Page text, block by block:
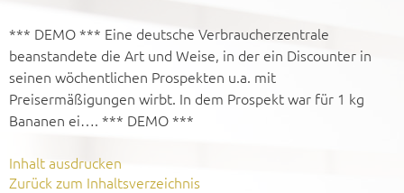
*** DEMO *** Eine deutsche Verbraucherzentrale
beanstandete die Art und Weise, in der ein Discounter in
seinen wöchentlichen Prospekten u.a. mit
Preisermäßigungen wirbt. In dem Prospekt war für 1 kg
Bananen ei…. *** DEMO ***
Inhalt ausdrucken
Zurück zum Inhaltsverzeichnis